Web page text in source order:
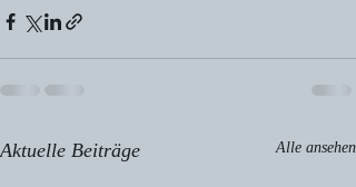
Aktuelle Beiträge Alle ansehen